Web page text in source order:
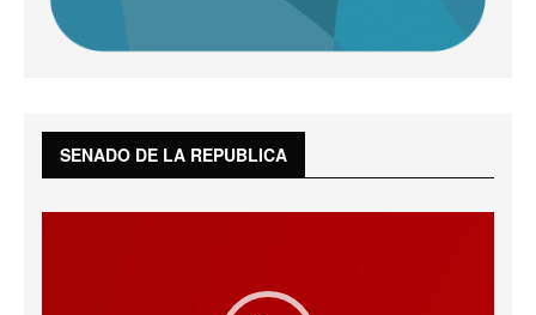
SENADO DE LA REPUBLICA